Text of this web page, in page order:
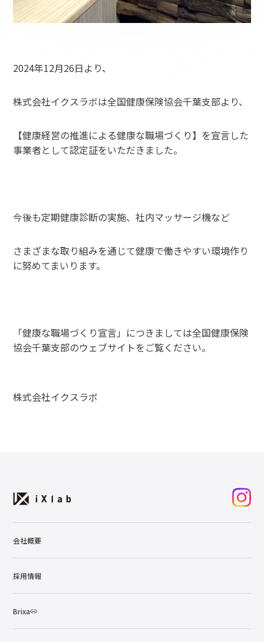
2024年12月26日より、
株式会社イクスラボは全国健康保険協会千葉支部より、
【健康経営の推進による健康な職場づくり】を宣言した
事業者として認定証をいただきました。
今後も定期健康診断の実施、社内マッサージ機など
さまざまな取り組みを通じて健康で働きやすい環境作り
に努めてまいります。
「健康な職場づくり宣言」 につきましては全国健康保険
協会千葉支部のウェブサイトをご覧ください。
株式会社イクスラボ
会社概要
採用情報
Brixa